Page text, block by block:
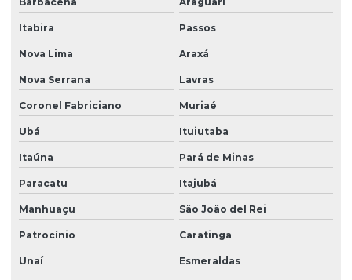
Itabira Passos
Nova Lima Araxá
Nova Serrana Lavras
Coronel Fabriciano Muriaé
Ubá Ituiutaba
Itaúna Pará de Minas
Paracatu Itajubá
Manhuaçu São João del Rei
Patrocínio Caratinga
Unaí Esmeraldas